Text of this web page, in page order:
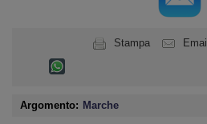
Stampa Email
Argomento: Marche